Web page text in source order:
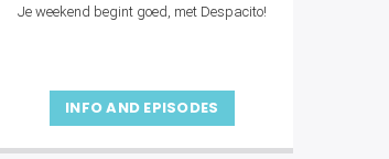
Je weekend begint goed, met Despacito!
INFO AND EPISODES